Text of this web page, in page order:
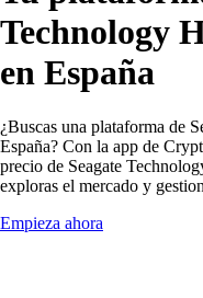
Technology
en España
¿Buscas una plataforma de
España? Con la app de
precio de Seagate
exploras el mercado y
Empieza ahora